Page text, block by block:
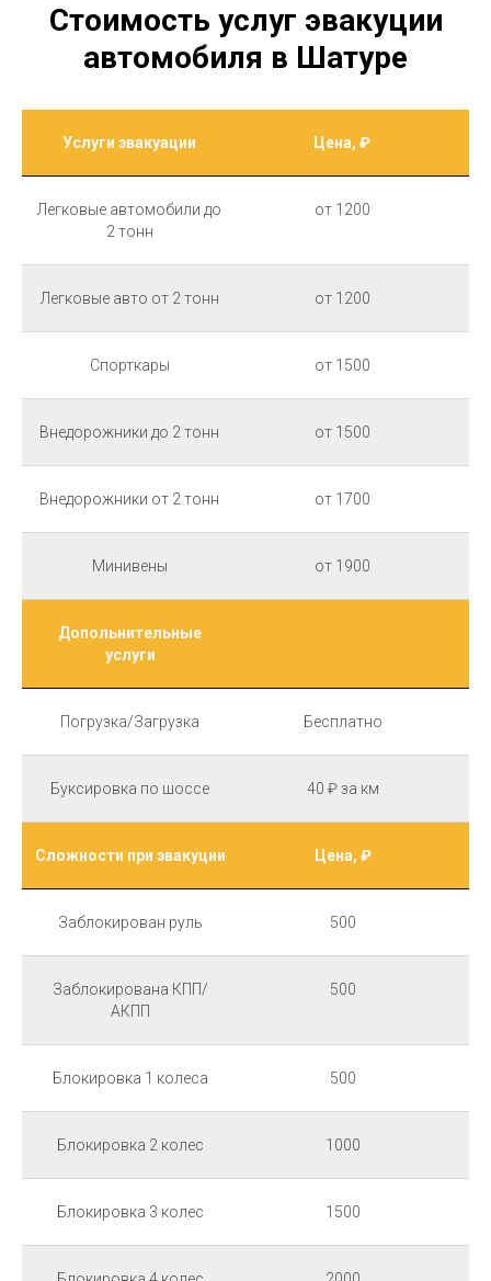
Стоимость услуг эвакуции
автомобиля в Шатуре
Услуги эвакуации Цена, ₽
Легковые автомобили до
2 тонн
от 1200
Легковые авто от 2 тонн от 1200
Спорткары от 1500
Внедорожники до 2 тонн от 1500
Внедорожники от 2 тонн от 1700
Минивены от 1900
Допольнительные
услуги
Погрузка/Загрузка Бесплатно
Буксировка по шоссе 40 ₽ за км
Сложности при эвакуции Цена, ₽
Заблокирован руль 500
Заблокирована КПП/
АКПП
500
Блокировка 1 колеса 500
Блокировка 2 колес 1000
Блокировка 3 колес 1500